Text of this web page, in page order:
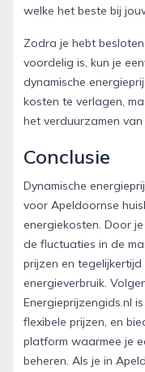
welke het beste bij
Zodra je hebt
voordelig is, kun je
dynamische
kosten te verlagen,
het verduurzamen
Conclusie
Dynamische
voor Apeldoornse
energiekosten. Door
de fluctuaties in de
prijzen en
energieverbruik.
Energieprijzengids.nl
flexibele prijzen, en
platform waarmee je
beheren. Als je in